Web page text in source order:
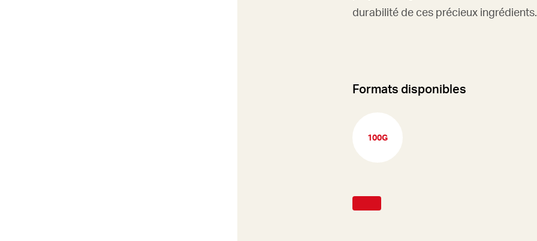
durabilité de ces précieux ingrédients.
Formats disponibles
100G